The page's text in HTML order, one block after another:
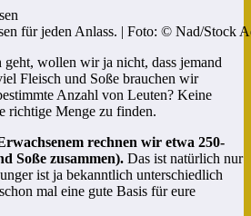
für jeden Anlass. | Foto: © Nad/Stock
geht, wollen wir ja nicht, dass jemand
Fleisch und Soße brauchen wir
Anzahl von Leuten? Keine
richtige Menge zu finden.
rechnen wir etwa 250-
Soße zusammen). Das ist natürlich nur
ist ja bekanntlich unterschiedlich
mal eine gute Basis für eure